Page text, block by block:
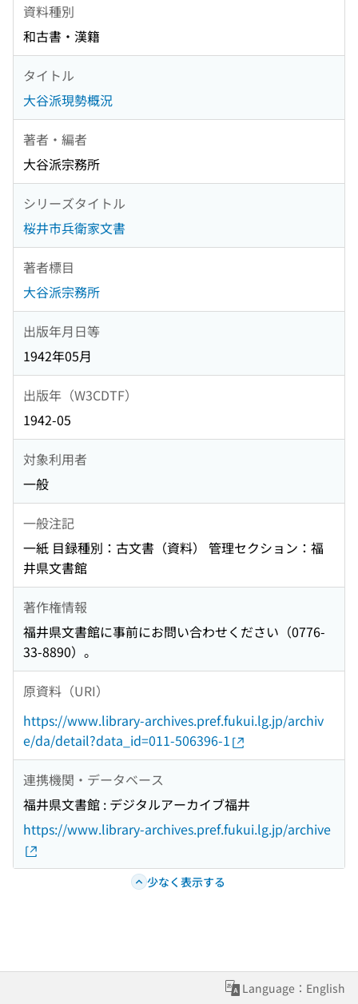
資料種別
和古書・漢籍
タイトル
大谷派現勢概況
著者・編者
大谷派宗務所
シリーズタイトル
桜井市兵衛家文書
著者標目
大谷派宗務所
出版年月日等
1942年05月
出版年（W3CDTF）
1942-05
対象利用者
一般
一般注記
一紙 目録種別：古文書（資料） 管理セクション：福
井県文書館
著作権情報
福井県文書館に事前にお問い合わせください（0776-
33-8890）。
原資料（URI）
https://www.library-archives.pref.fukui.lg.jp/archiv
e/da/detail?data_id=011-506396-1
連携機関・データベース
福井県文書館 : デジタルアーカイブ福井
https://www.library-archives.pref.fukui.lg.jp/archive
少なく表示する
Language：English